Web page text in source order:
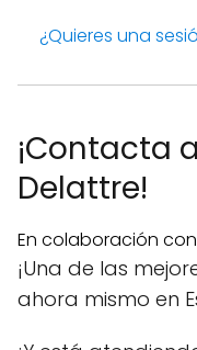
¿Quieres una
¡Contacta
Delattre!
En colaboración
¡Una de las
ahora mismo en